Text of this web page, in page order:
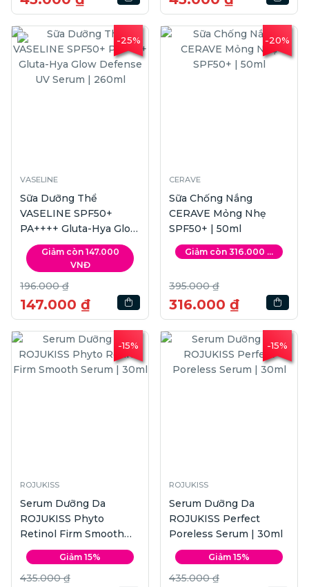
-25%
VASELINE
Sữa Dưỡng Thể
VASELINE SPF50+
PA++++ Gluta-Hya Glow
Defense UV Serum |
260ml
Giảm còn 147.000
VNĐ
196.000 ₫
147.000 ₫
-20%
CERAVE
Sữa Chống Nắng
CERAVE Mỏng Nhẹ
SPF50+ | 50ml
Giảm còn 316.000 ...
395.000 ₫
316.000 ₫
-15%
ROJUKISS
Serum Dưỡng Da
ROJUKISS Phyto
Retinol Firm Smooth
Serum | 30ml
Giảm 15%
435.000 ₫
-15%
ROJUKISS
Serum Dưỡng Da
ROJUKISS Perfect
Poreless Serum | 30ml
Giảm 15%
435.000 ₫